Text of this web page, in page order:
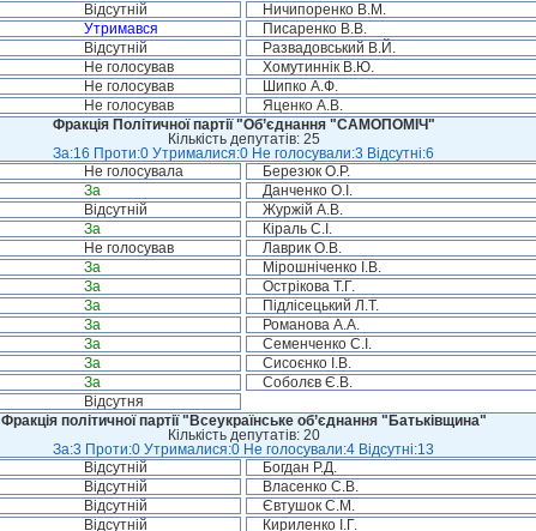
Відсутній Ничипоренко В.М.
Утримався Писаренко В.В.
Відсутній Развадовський В.Й.
Не голосував Хомутиннік В.Ю.
Не голосував Шипко А.Ф.
Не голосував Яценко А.В.
Фракція Політичної партії "Об’єднання "САМОПОМІЧ"
Кількість депутатів: 25
За:16 Проти:0 Утрималися:0 Не голосували:3 Відсутні:6
Не голосувала Березюк О.Р.
За Данченко О.І.
Відсутній Журжій А.В.
За Кіраль С.І.
Не голосував Лаврик О.В.
За Мірошніченко І.В.
За Острікова Т.Г.
За Підлісецький Л.Т.
За Романова А.А.
За Семенченко С.І.
За Сисоєнко І.В.
За Соболєв Є.В.
Відсутня
Фракція політичної партії "Всеукраїнське об’єднання "Батьківщина"
Кількість депутатів: 20
За:3 Проти:0 Утрималися:0 Не голосували:4 Відсутні:13
Відсутній Богдан Р.Д.
Відсутній Власенко С.В.
Відсутній Євтушок С.М.
Відсутній Кириленко І.Г.